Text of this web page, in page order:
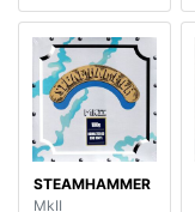
STEAMHAMMER
MkII